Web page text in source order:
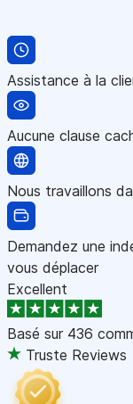
Assistance à la
Aucune clause
Nous travaillons
Demandez une
vous déplacer
Excellent
Basé sur 436
Truste Reviews